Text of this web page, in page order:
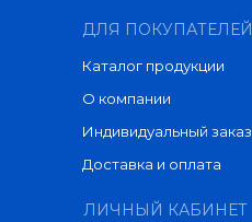
ДЛЯ ПОКУПАТЕЛЕЙ
Каталог продукции
Доставка и оплата
ЛИЧНЫЙ КАБИНЕТ
О компании
Индивидуальный заказ